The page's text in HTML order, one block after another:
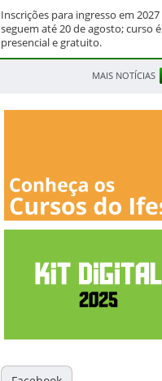
Inscrições para ingresso em 2027
seguem até 20 de agosto; curso é
presencial e gratuito.
MAIS NOTÍCIAS